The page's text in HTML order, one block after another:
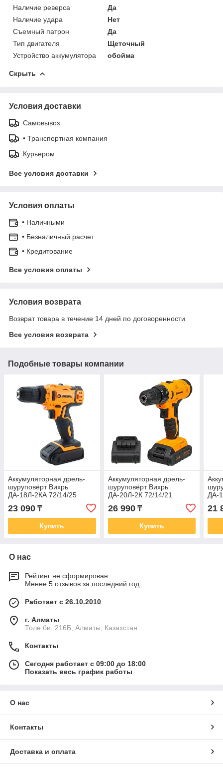
Наличие реверса
Да
Наличие удара
Нет
Съемный патрон
Да
Тип двигателя
Щеточный
Устройство аккумулятора
обойма
Скрыть
Условия доставки
Самовывоз
• Транспортная компания
Курьером
Все условия доставки
Условия оплаты
• Наличными
• Безналичный расчет
• Кредитование
Все условия оплаты
Условия возврата
Возврат товара в течение 14 дней по договоренности
Все условия возврата
Подобные товары компании
Аккумуляторная дрель-
шуруповёрт Вихрь
ДА-18Л-2КА 72/14/25
23 090 ₸
Купить
Аккумуляторная дрель-
шуруповёрт Вихрь
ДА-20Л-2К 72/14/21
26 990₸
Купить
ДА-
21
О нас
Рейтинг не сформирован
Менее 5 отзывов за последний год
Работает с 26.10.2010
г. Алматы
Толе би, 216Б, Алматы, Казахстан
Контакты
Сегодня работает с 09:00 до 18:00
Показать весь график работы
О нас
Контакты
Доставка и оплата